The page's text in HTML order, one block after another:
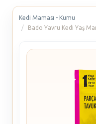
Kedi Maması - Kumu
Bado Yavru Kedi Yaş